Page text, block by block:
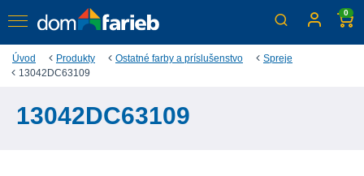
0
Úvod Produkty Ostatné farby a príslušenstvo
Spreje
13042DC63109
13042DC63109